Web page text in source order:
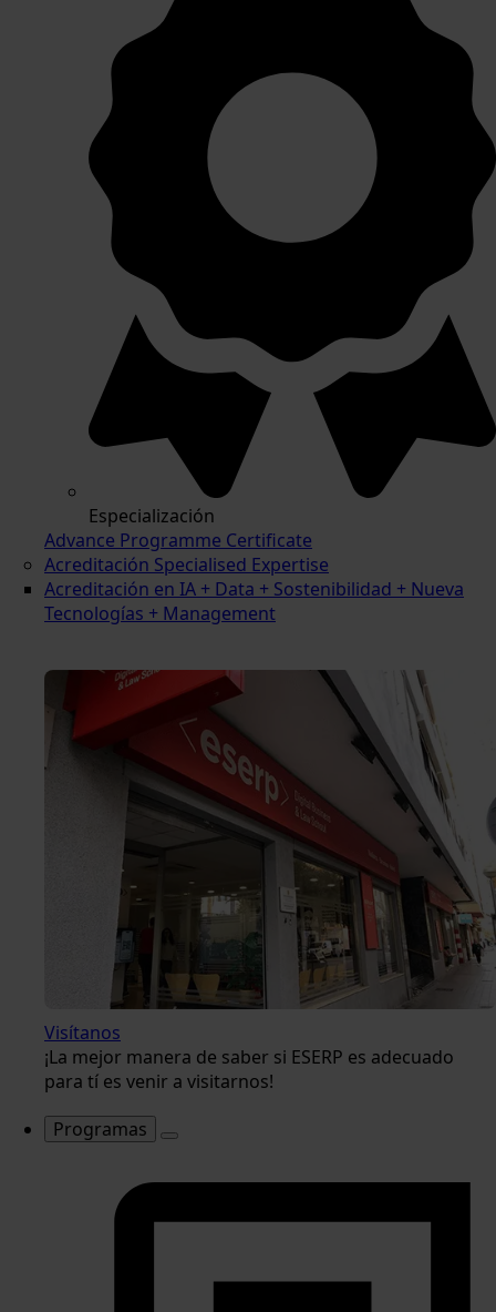
Especialización
Advance Programme Certificate
Acreditación Specialised Expertise
Acreditación en IA + Data + Sostenibilidad + Nueva
Tecnologías + Management
Visítanos
¡La mejor manera de saber si ESERP es adecuado
para tí es venir a visitarnos!
Programas